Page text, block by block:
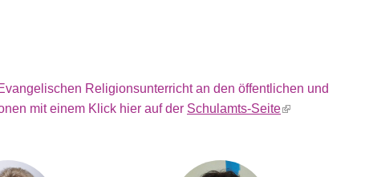
Religionsunterricht an den öffentlichen und
mit einem Klick hier auf der Schulamts-Seite(link is external)